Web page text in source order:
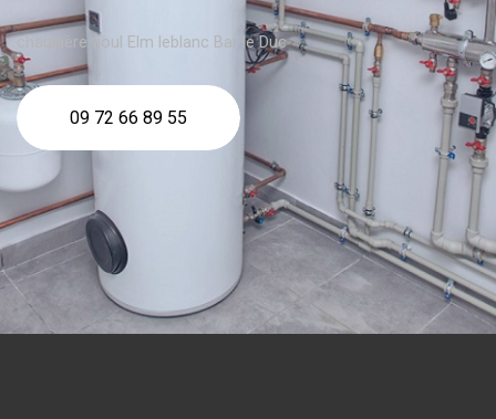
chaudière fioul Elm leblanc Bar le Duc
09 72 66 89 55